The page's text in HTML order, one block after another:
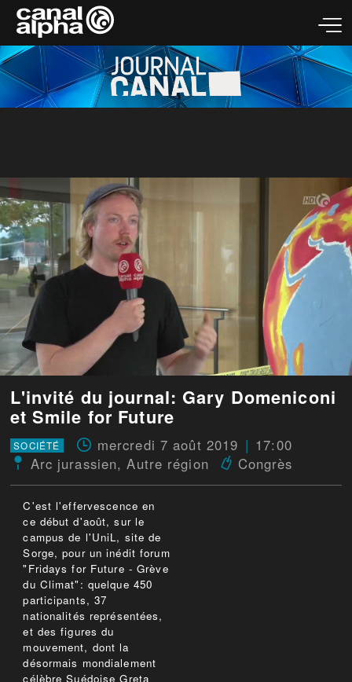
L'invité du journal: Gary Domeniconi
et Smile for Future
SOCIÉTÉ mercredi 7 août 2019
17:00
Arc jurassien, Autre région Congrès
C'est l'effervescence en
ce début d'août, sur le
campus de l'UniL, site de
Sorge, pour un inédit forum
"Fridays for Future - Grève
du Climat": quelque 450
participants, 37
nationalités représentées,
et des figures du
mouvement, dont la
désormais mondialement
célèbre Suédoise Greta